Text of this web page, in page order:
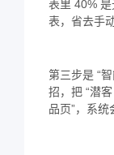
表里 40%
表，省去手
第三步是 “
招，把 “潜
品页”，系统